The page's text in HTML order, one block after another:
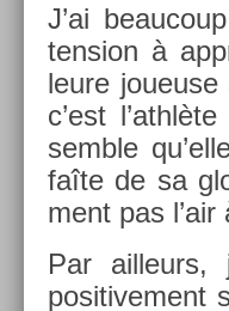
J’ai
tens­ion à
leure
c’est
semble
faîte de sa
ment pas
Par ail­leurs,
positive­ment